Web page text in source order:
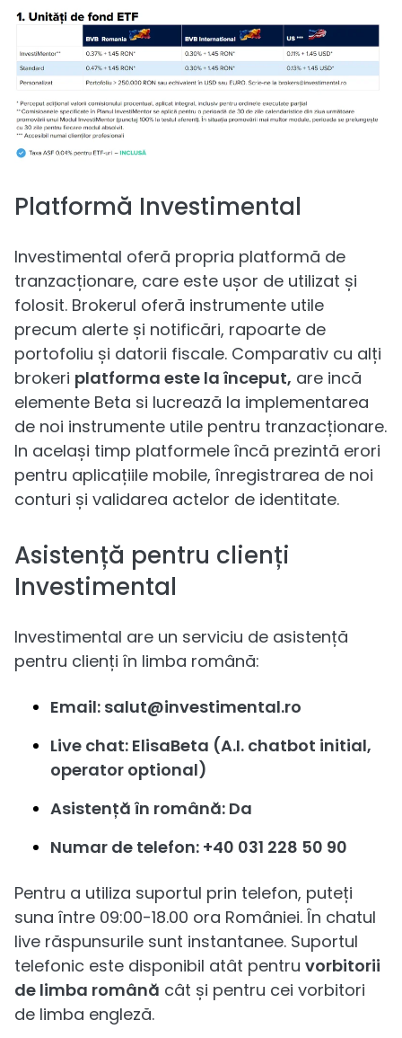
Platformă Investimental
Investimental oferă propria platformă de
tranzacționare, care este ușor de utilizat și
folosit. Brokerul oferă instrumente utile
precum alerte și notificări, rapoarte de
portofoliu și datorii fiscale. Comparativ cu alți
brokeri platforma este la început, are incă
elemente Beta si lucrează la implementarea
de noi instrumente utile pentru tranzacționare.
In același timp platformele încă prezintă erori
pentru aplicațiile mobile, înregistrarea de noi
conturi și validarea actelor de identitate.
Asistență pentru clienți
Investimental
Investimental are un serviciu de asistență
pentru clienți în limba română:
Email: salut@investimental.ro
Live chat: ElisaBeta (A.I. chatbot initial,
operator optional)
Asistență în română: Da
Numar de telefon: +40 031 228 50 90
Pentru a utiliza suportul prin telefon, puteți
suna între 09:00-18.00 ora României. În chatul
live răspunsurile sunt instantanee. Suportul
telefonic este disponibil atât pentru vorbitorii
de limba română cât și pentru cei vorbitori
de limba engleză.